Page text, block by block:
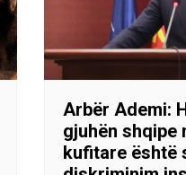
Arbër Ademi:
gjuhën shqipe
kufitare është